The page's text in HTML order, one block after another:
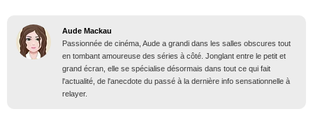
Aude Mackau
Passionnée de cinéma, Aude a grandi dans les salles obscures tout
en tombant amoureuse des séries à côté. Jonglant entre le petit et
grand écran, elle se spécialise désormais dans tout ce qui fait
l'actualité, de l'anecdote du passé à la dernière info sensationnelle à
relayer.